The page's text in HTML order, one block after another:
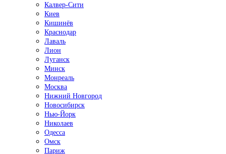
Калвер-Сити
Киев
Кишинёв
Краснодар
Лаваль
Лион
Луганск
Минск
Монреаль
Москва
Нижний Новгород
Новосибирск
Нью-Йорк
Николаев
Одесса
Омск
Париж